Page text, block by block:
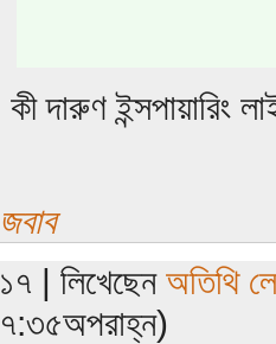
কী দারুণ ইন্সপায়ারিং
জবাব
১৭ | লিখেছেন অতিথি
৭:৩৫অপরাহ্ন)